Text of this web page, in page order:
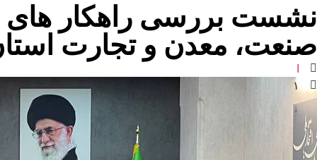
نشست بررسی راهکار های
صنعت، معدن و تجارت
ا
خ
ب
و
۱
۴
۰
-